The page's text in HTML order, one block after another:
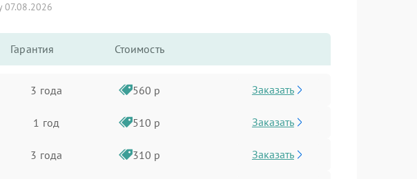
07.08.2026
Гарантия Стоимость
3 года 560 р Заказать
1 год 510 р Заказать
3 года 310 р Заказать